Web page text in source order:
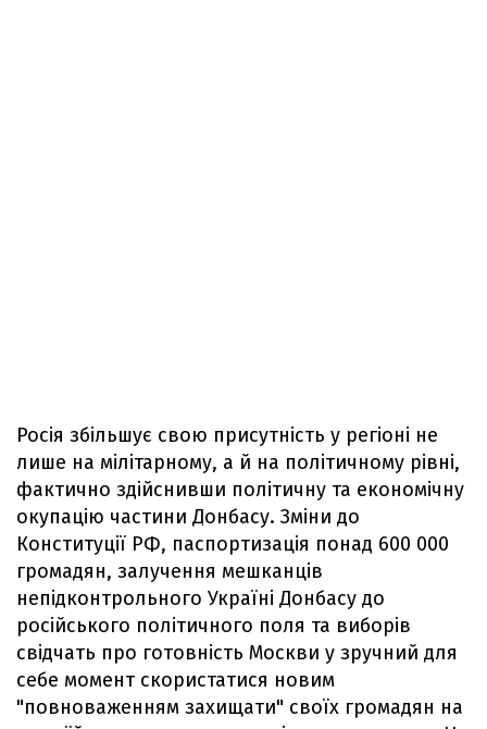
Росія збільшує свою присутність у регіоні не
лише на мілітарному, а й на політичному рівні,
фактично здійснивши політичну та економічну
окупацію частини Донбасу. Зміни до
Конституції РФ, паспортизація понад 600 000
громадян, залучення мешканців
непідконтрольного Україні Донбасу до
російського політичного поля та виборів
свідчать про готовність Москви у зручний для
себе момент скористатися новим
"повноваженням захищати" своїх громадян на